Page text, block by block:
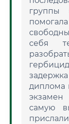
группы
себя
диплома
самую